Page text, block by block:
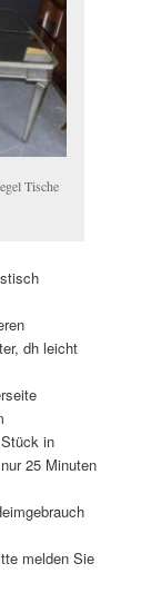
Tische
dh leicht
in
25 Minuten
melden Sie